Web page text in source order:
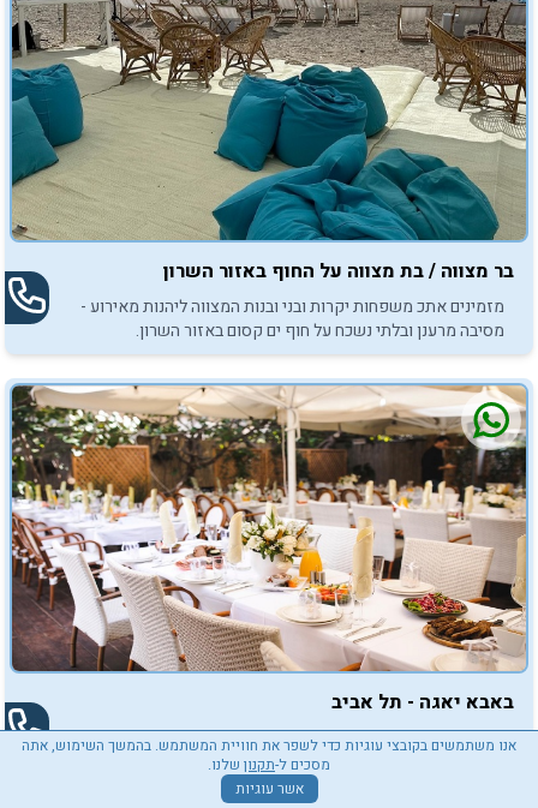
בר מצווה / בת מצווה על החוף באזור השרון
מזמינים אתכ משפחות יקרות ובני ובנות המצווה ליהנות מאירוע -
מסיבה מרענן ובלתי נשכח על חוף ים קסום באזור השרון.
באבא יאגה - תל אביב
מסעדת "באבא יאגה", הנמצאת במבנה אבן ייחודי ומתהדרת
בעיצוב מרהיב, היא מקום מיוחד לאירועי בר/בת מצווה בכל ימות
השבוע, לרבות אירועים בשבת בבוקר, אחרי העלייה לתורה בבית
אנו משתמשים בקובצי עוגיות כדי לשפר את חוויית המשתמש. בהמשך השימוש, אתה
מסכים ל-תקנון שלנו.
אשר עוגיות